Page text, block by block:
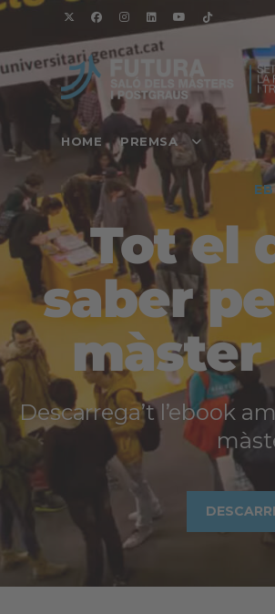
HOME PREMSA
Tot el
saber
Descarrega’t l’ebook